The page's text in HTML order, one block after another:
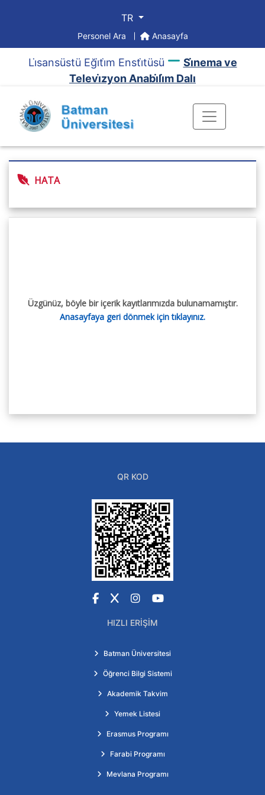
TR
Personel Ara Anasayfa
Li̇sansüstü Eği̇ti̇m Ensti̇tüsü
Si̇nema ve
Televi̇zyon Anabi̇li̇m Dalı
HATA
Üzgünüz, böyle bir içerik kayıtlarımızda bulunamamıştır.
Anasayfaya geri dönmek için tıklayınız.
QR KOD
Facebook
X Instagram
YouTube
HIZLI ERIŞIM
Batman Üniversitesi
Öğrenci Bilgi Sistemi
Akademik Takvim
Yemek Listesi
Erasmus Programı
Farabi Programı
Mevlana Programı